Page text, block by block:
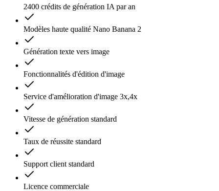
2400 crédits de génération IA par an
Modèles haute qualité Nano Banana 2
Génération texte vers image
Fonctionnalités d'édition d'image
Service d'amélioration d'image 3x,4x
Vitesse de génération standard
Taux de réussite standard
Support client standard
Licence commerciale